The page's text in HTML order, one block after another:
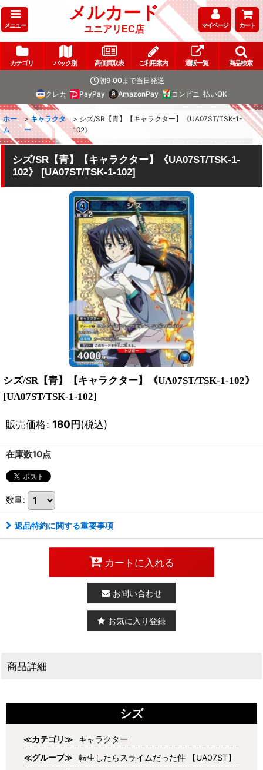
メニュー
メルカード
ユニアリEC店 マイページ カート
カテゴリ パック別 高価買取表 ご利用案内 通販一覧 商品検索
朝9:00まで当日発送
クレカ
PayPay AmazonPay コンビニ 払いOK
ホー
ム
> キャラクタ
ー
> シズ/SR【青】【キャラクター】《UA07ST/TSK-1-
102》
シズ/SR【青】【キャラクター】《UA07ST/TSK-1-
102》
[UA07ST/TSK-1-102]
シズ/SR【青】【キャラクター】《UA07ST/TSK-1-102》
[UA07ST/TSK-1-102]
販売価格: 180円(税込)
在庫数10点
数量:
返品特約に関する重要事項
カートに入れる
お問い合わせ
お気に入り登録
商品詳細
シズ
≪カテゴリ≫
キャラクター
≪グループ≫ 転生したらスライムだった件 【UA07ST】